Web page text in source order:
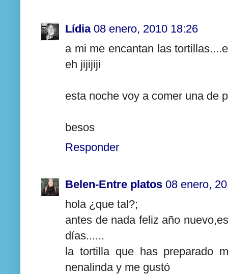
Lídia 08 enero, 2010 18:26
a mi me encantan las
eh jijijiji
esta noche voy a comer una de
besos
Responder
Belen-Entre platos 08 enero,
hola ¿que tal?;
antes de nada feliz año
días......
la tortilla que has preparado
nenalinda y me gustó